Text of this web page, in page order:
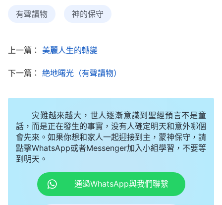
一點兒害怕的感覺都没有了。
不一會兒，我身上的重量好像增加了，身體上方
的沙土上像是有人在來回走動。之前我什麽也聽不
到，現在耳朵却變得非常靈敏，只聽一個人説：「這
不動，這可怎麽辦呢？這人肯定是死了！」聽到説話
聲，我一陣狂喜，心想：「全能神真的垂聽我的禱告
了！他真的派人來救我了！」于是我憋足了氣用盡全
身力氣喊：「快救救我！」剛一喊完，身上的沙子又
壓了下來，我趕緊憋了半口氣，但感覺比剛才更難受
了，身上的沙子猶如一座大山要把我壓爆似的，很快
我的脖子上就憋出一個大包。當我快要撑不住時聽見
有聲讀物 神的保守
上一篇： 美麗人生的轉變
下一篇： 絶地曙光（有聲讀物）
灾難越來越大，世人逐漸意識到聖經預言不是童
話，而是正在發生的事實，没有人確定明天和意外哪個
會先來。如果你想和家人一起迎接到主，蒙神保守，請
點擊WhatsApp或者Messenger加入小組學習，不要等
到明天。
通過WhatsApp與我們聯繫